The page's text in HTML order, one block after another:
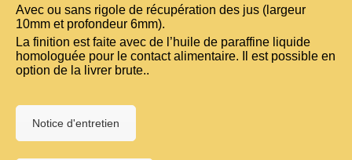
Avec ou sans rigole de récupération des jus (largeur
10mm et profondeur 6mm).
La finition est faite avec de l’huile de paraffine liquide
homologuée pour le contact alimentaire. Il est possible en
option de la livrer brute..
Notice d'entretien